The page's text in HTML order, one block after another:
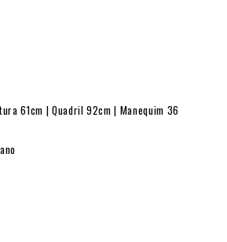
61cm | Quadril 92cm | Manequim 36